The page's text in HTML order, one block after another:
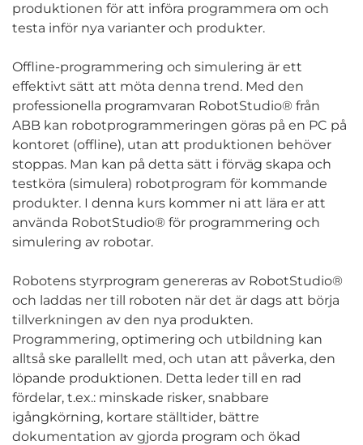
produktionen för att införa programmera om och
testa inför nya varianter och produkter.
Offline-programmering och simulering är ett
effektivt sätt att möta denna trend. Med den
professionella programvaran RobotStudio® från
ABB kan robotprogrammeringen göras på en PC på
kontoret (offline), utan att produktionen behöver
stoppas. Man kan på detta sätt i förväg skapa och
testköra (simulera) robotprogram för kommande
produkter. I denna kurs kommer ni att lära er att
använda RobotStudio® för programmering och
simulering av robotar.
Robotens styrprogram genereras av RobotStudio®
och laddas ner till roboten när det är dags att börja
tillverkningen av den nya produkten.
Programmering, optimering och utbildning kan
alltså ske parallellt med, och utan att påverka, den
löpande produktionen. Detta leder till en rad
fördelar, t.ex.: minskade risker, snabbare
igångkörning, kortare ställtider, bättre
dokumentation av gjorda program och ökad